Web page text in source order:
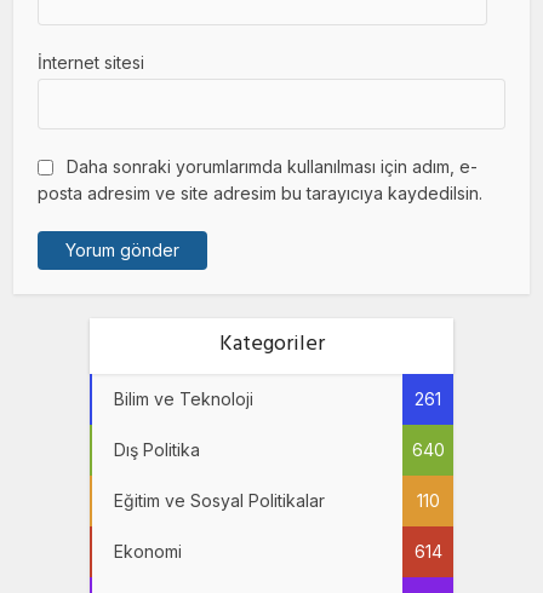
İnternet sitesi
Daha sonraki yorumlarımda kullanılması için adım, e-
posta adresim ve site adresim bu tarayıcıya kaydedilsin.
Kategoriler
Bilim ve Teknoloji 261
Dış Politika 640
Eğitim ve Sosyal Politikalar 110
Ekonomi 614